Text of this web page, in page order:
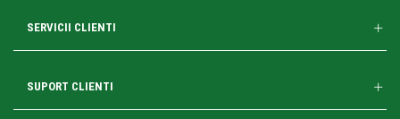
SERVICII CLIENTI
SUPORT CLIENTI